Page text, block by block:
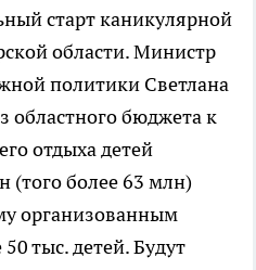
старт каникулярной
области. Министр
политики Светлана
областного бюджета к
отдыха детей
(того более 63 млн)
организованным
тыс. детей. Будут